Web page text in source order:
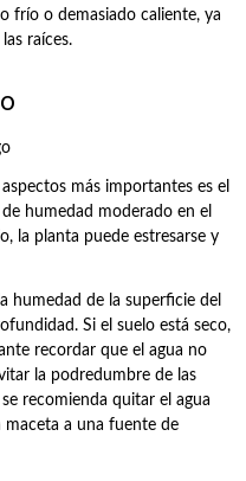
frío o demasiado caliente, ya
raíces.
más importantes es el
humedad moderado en el
la planta puede estresarse y
humedad de la superficie del
Si el suelo está seco,
recordar que el agua no
la podredumbre de las
recomienda quitar el agua
maceta a una fuente de